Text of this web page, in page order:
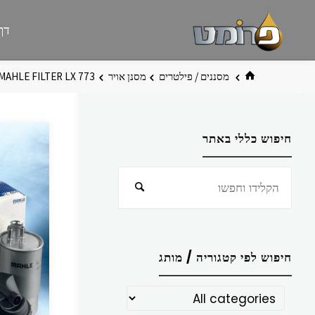
בית מסננים / פילטרים מסנן אויר FILTER LX 773
חיפוש כללי באתר
חיפוש
חיפוש לפי קטגוריה / מותג